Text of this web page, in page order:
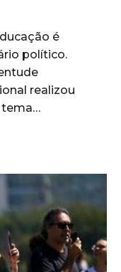
é
político.
realizou
tema…